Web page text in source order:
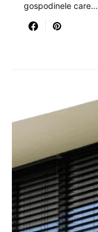
gospodinele care…